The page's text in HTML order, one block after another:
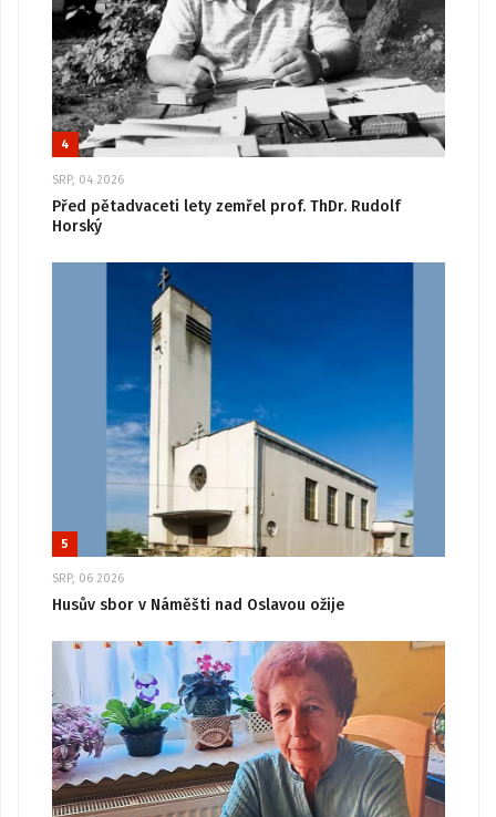
4
SRP, 04 2026
Před pětadvaceti lety zemřel prof. ThDr. Rudolf
Horský
5
SRP, 06 2026
Husův sbor v Náměšti nad Oslavou ožije